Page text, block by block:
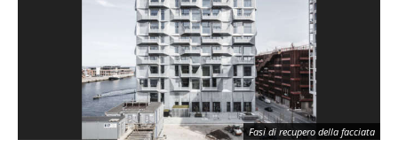
Fasi di recupero della facciata